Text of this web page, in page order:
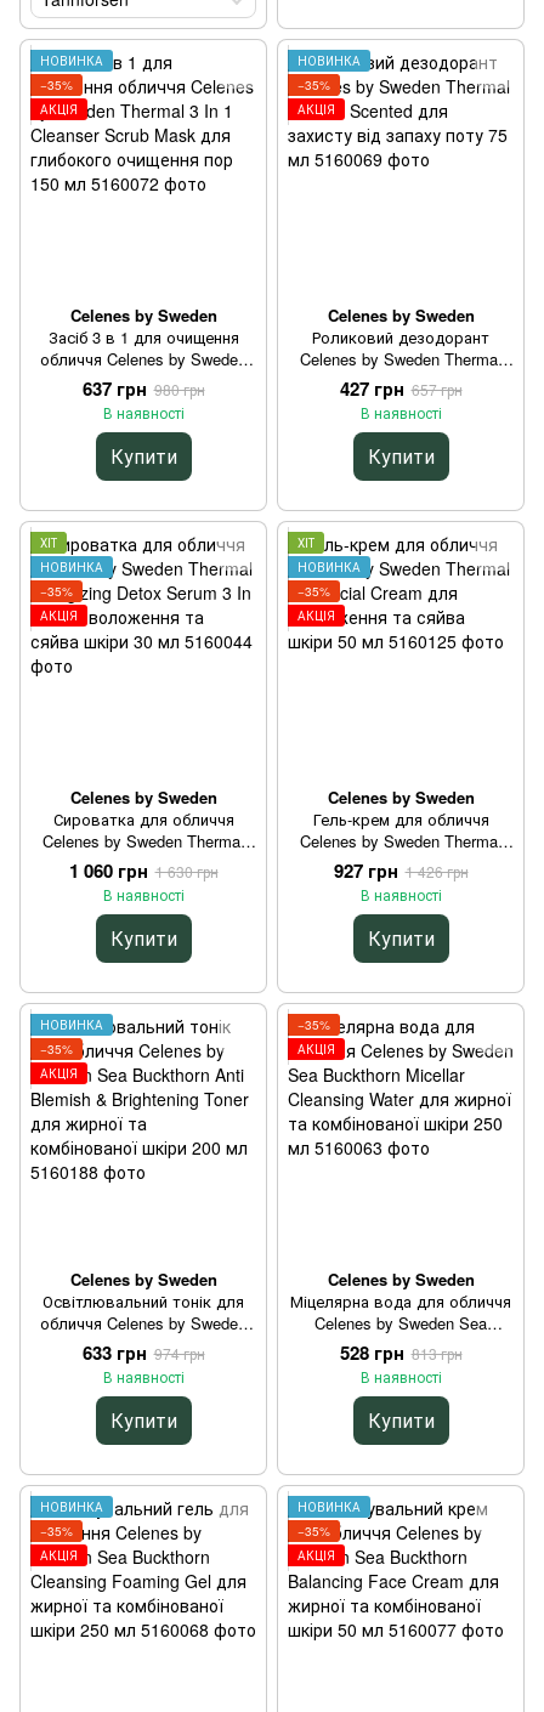
НОВИНКА
−35%
АКЦІЯ
Celenes by Sweden
Засіб 3 в 1 для очищення
обличчя Celenes by Sweden
Thermal 3 In 1 Cleanser Scrub
Mask для глибокого
очищення пор 150 мл
637 грн 980 грн
В наявності
Купити
НОВИНКА
−35%
АКЦІЯ
Celenes by Sweden
Роликовий дезодорант
Celenes by Sweden Thermal
Roll On Scented для захисту
від запаху поту 75 мл
427 грн 657 грн
В наявності
Купити
ХІТ
НОВИНКА
−35%
АКЦІЯ
Celenes by Sweden
Сироватка для обличчя
Celenes by Sweden Thermal
Energizing Detox Serum 3 In 1
для зволоження та сяйва
шкіри 30 мл
1 060 грн 1 630 грн
В наявності
Купити
ХІТ
НОВИНКА
−35%
АКЦІЯ
Celenes by Sweden
Гель-крем для обличчя
Celenes by Sweden Thermal
Gel Facial Cream для
зволоження та сяйва шкіри
50 мл
927 грн 1 426 грн
В наявності
Купити
НОВИНКА
−35%
АКЦІЯ
Celenes by Sweden
Освітлювальний тонік для
обличчя Celenes by Sweden
Sea Buckthorn Anti Blemish &
Brightening Toner для жирної
та комбінованої шкіри 200 мл
633 грн 974 грн
В наявності
Купити
−35%
АКЦІЯ
Celenes by Sweden
Міцелярна вода для обличчя
Celenes by Sweden Sea
Buckthorn Micellar Cleansing
Water для жирної та
комбінованої шкіри 250 мл
528 грн 813 грн
В наявності
Купити
НОВИНКА
−35%
АКЦІЯ
НОВИНКА
−35%
АКЦІЯ